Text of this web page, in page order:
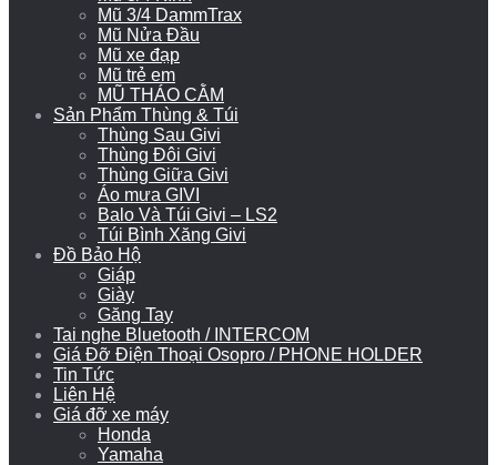
Mũ 3/4 DammTrax
Mũ Nửa Đầu
Mũ xe đạp
Mũ trẻ em
MŨ THÁO CẰM
Sản Phẩm Thùng & Túi
Thùng Sau Givi
Thùng Đôi Givi
Thùng Giữa Givi
Áo mưa GIVI
Balo Và Túi Givi – LS2
Túi Bình Xăng Givi
Đồ Bảo Hộ
Giáp
Giày
Găng Tay
Tai nghe Bluetooth / INTERCOM
Giá Đỡ Điện Thoại Osopro / PHONE HOLDER
Tin Tức
Liên Hệ
Giá đỡ xe máy
Honda
Yamaha